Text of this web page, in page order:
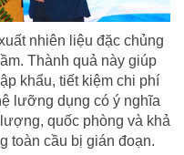
nhiên liệu đặc chủng
Thành quả này giúp
khẩu, tiết kiệm chi phí
lưỡng dụng có ý nghĩa
quốc phòng và khả
toàn cầu bị gián đoạn.